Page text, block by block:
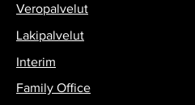
Veropalvelut
Lakipalvelut
Interim
Family Office